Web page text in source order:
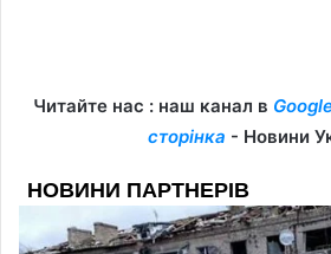
Читайте нас : наш канал в
сторінка - Новини